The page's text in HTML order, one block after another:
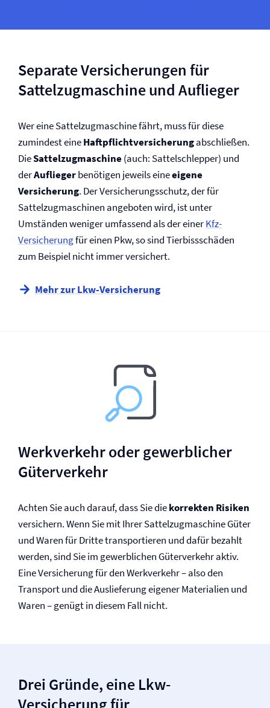
Separate Versicherungen für
Sattelzugmaschine und Auflieger
Wer eine Sattelzugmaschine fährt, muss für diese
zumindest eineHaftpflicht­versicherungabschließen.
DieSattelzugmaschine(auch: Sattelschlepper) und
derAufliegerbenötigen jeweils eineeigene
Versicherung. Der Versicherungsschutz, der für
Sattelzugmaschinen angeboten wird, ist unter
Umständen weniger umfassend als der einerKfz-
Versicherungfür einen Pkw, so sind Tierbissschäden
zum Beispiel nicht immer versichert.
Mehr zur Lkw-Versicherung
Werkverkehr oder gewerblicher
Güterverkehr
Achten Sie auch darauf, dass Sie diekorrekten Risiken
versichern. Wenn Sie mit Ihrer Sattelzugmaschine Güter
und Waren für Dritte transportieren und dafür bezahlt
werden, sind Sie im gewerblichen Güterverkehr aktiv.
Eine Versicherung für den Werkverkehr – also den
Transport und die Auslieferung eigener Materialien und
Waren – genügt in diesem Fall nicht.
Drei Gründe, eine Lkw-